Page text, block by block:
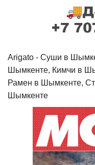
Arigato - Cуши в
Шымкенте, Кимчи в
Рамен в Шымкенте,
Шымкенте